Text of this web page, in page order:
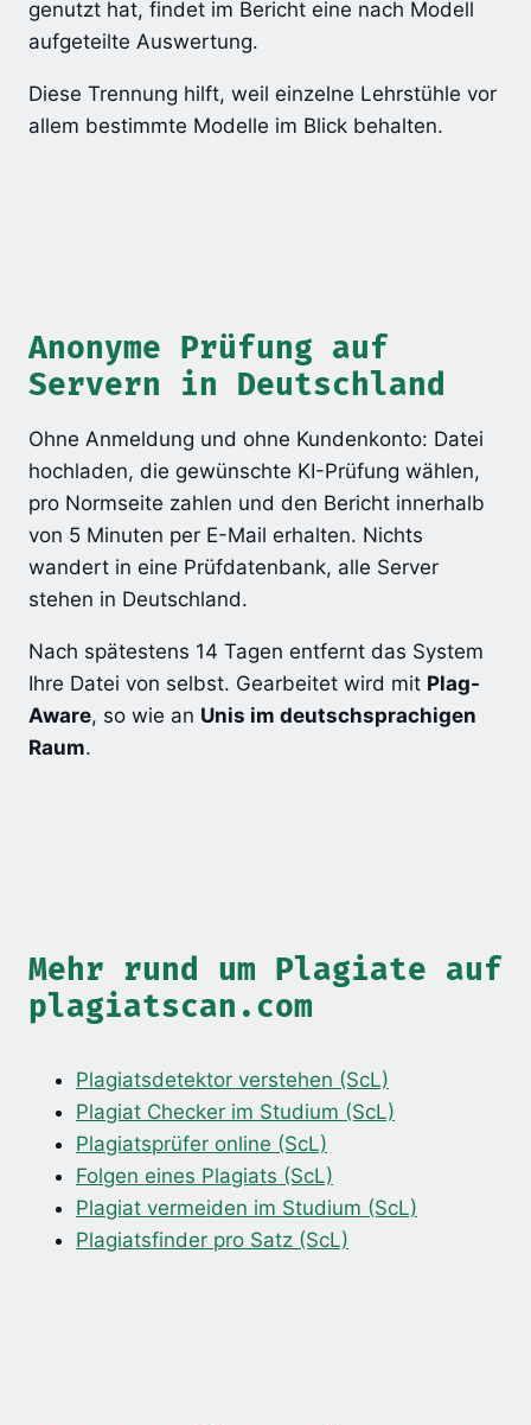
genutzt hat, findet im Bericht eine nach Modell
aufgeteilte Auswertung.
Diese Trennung hilft, weil einzelne Lehrstühle vor
allem bestimmte Modelle im Blick behalten.
Anonyme Prüfung auf
Servern in Deutschland
Ohne Anmeldung und ohne Kundenkonto: Datei
hochladen, die gewünschte KI-Prüfung wählen,
pro Normseite zahlen und den Bericht innerhalb
von 5 Minuten per E-Mail erhalten. Nichts
wandert in eine Prüfdatenbank, alle Server
stehen in Deutschland.
Nach spätestens 14 Tagen entfernt das System
Ihre Datei von selbst. Gearbeitet wird mit Plag-
Aware, so wie an Unis im deutschsprachigen
Raum.
Mehr rund um Plagiate auf
plagiatscan.com
Plagiatsdetektor verstehen (ScL)
Plagiat Checker im Studium (ScL)
Plagiatsprüfer online (ScL)
Folgen eines Plagiats (ScL)
Plagiat vermeiden im Studium (ScL)
Plagiatsfinder pro Satz (ScL)